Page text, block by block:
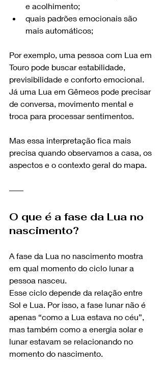
e acolhimento;
quais padrões emocionais são
mais automáticos;
Por exemplo, uma pessoa com Lua em
Touro pode buscar estabilidade,
previsibilidade e conforto emocional.
Já uma Lua em Gêmeos pode precisar
de conversa, movimento mental e
troca para processar sentimentos.
Mas essa interpretação fica mais
precisa quando observamos a casa, os
aspectos e o contexto geral do mapa.
O que é a fase da Lua no
nascimento?
A fase da Lua no nascimento mostra
em qual momento do ciclo lunar a
pessoa nasceu.
Esse ciclo depende da relação entre
Sol e Lua. Por isso, a fase lunar não é
apenas “como a Lua estava no céu”,
mas também como a energia solar e
lunar estavam se relacionando no
momento do nascimento.